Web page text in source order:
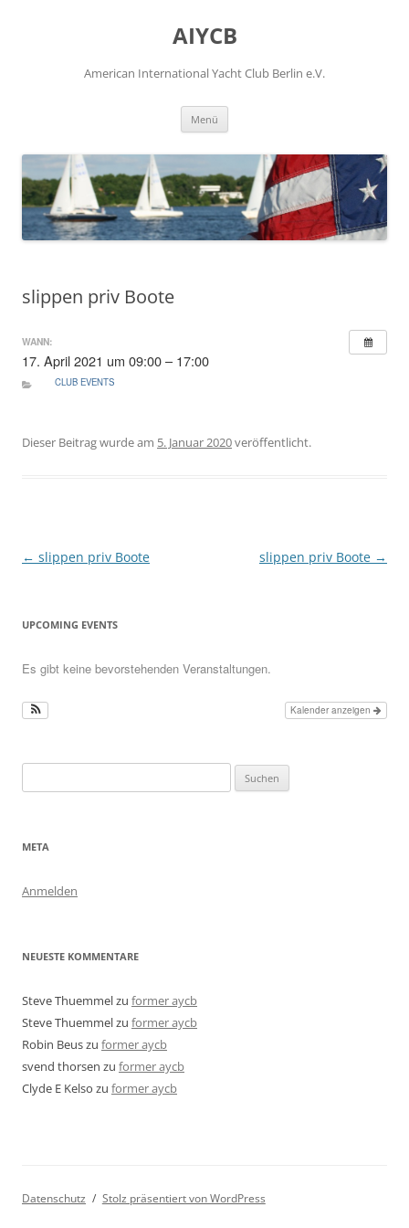
AIYCB
American International Yacht Club Berlin e.V.
Menü
slippen priv Boote
WANN:
17. April 2021 um 09:00 – 17:00
CLUB EVENTS
Dieser Beitrag wurde am 5. Januar 2020veröffentlicht.
Beitragsnavigation
← slippen priv Boote slippen priv Boote →
UPCOMING EVENTS
Es gibt keine bevorstehenden Veranstaltungen.
Kalender anzeigen
nach:
META
Anmelden
NEUESTE KOMMENTARE
Steve Thuemmelzu former aycb
Steve Thuemmelzu former aycb
Robin Beuszu former aycb
svend thorsen zu former aycb
Clyde E Kelso zu former aycb
Datenschutz Stolz präsentiert von WordPress